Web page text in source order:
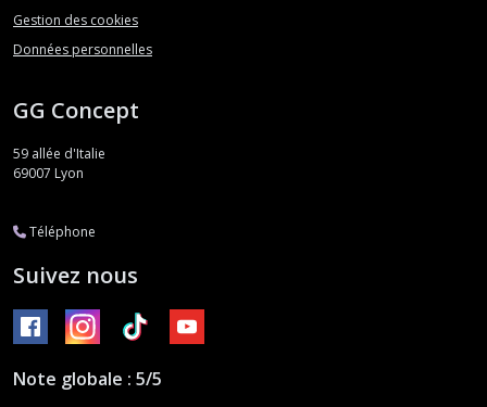
Gestion des cookies
Données personnelles
GG Concept
59 allée d'Italie
69007 Lyon
Téléphone
Suivez nous
Note globale : 5/5